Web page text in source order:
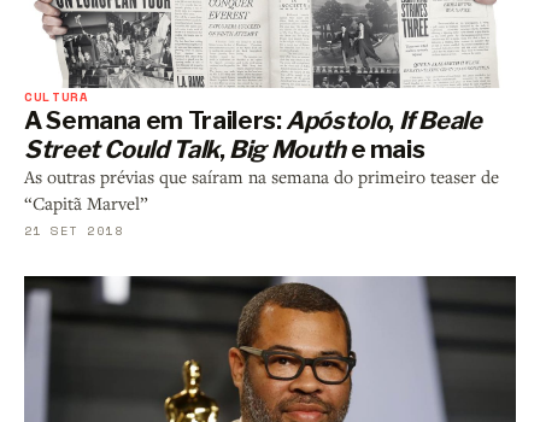
CULTURA
A Semana em Trailers:Apóstolo, If Beale
Street Could Talk,Big Mouthe mais
As outras prévias que saíram na semana do primeiro teaser de
“Capitã Marvel”
21 SET 2018